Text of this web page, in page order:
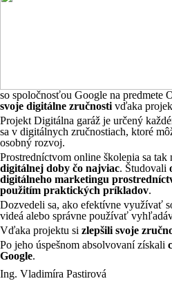
so spoločnosťou Google na
svoje digitálne zručnosti vďaka
Projekt Digitálna garáž je určený
sa v digitálnych zručnostiach, ktoré
osobný rozvoj.
Prostredníctvom online školenia sa tak
digitálnej doby čo najviac. Študovali
digitálneho marketingu
použitím praktických príkladov.
Dozvedeli sa, ako efektívne využívať
videá alebo správne používať
Vďaka projektu si zlepšili svoje
Po jeho úspešnom absolvovaní získali
Google.
Ing. Vladimíra Pastirová